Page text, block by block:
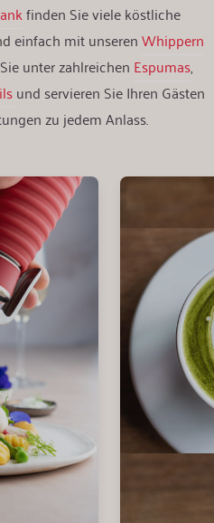
finden Sie viele köstliche
einfach mit unserenWhippern
unter zahlreichen Espumas,
und servieren Sie Ihren Gästen
zu jedem Anlass.